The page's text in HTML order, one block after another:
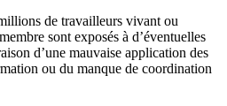
de travailleurs vivant ou
sont exposés à d’éventuelles
d’une mauvaise application des
ou du manque de coordination